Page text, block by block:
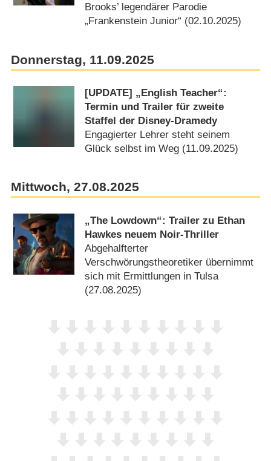
Brooks’ legendärer Parodie
„Frankenstein Junior“ (02.10.2025)
Donnerstag, 11.09.2025
[UPDATE] „English Teacher“:
Termin und Trailer für zweite
Staffel der Disney-Dramedy
Engagierter Lehrer steht seinem
Glück selbst im Weg (11.09.2025)
Mittwoch, 27.08.2025
„The Lowdown“: Trailer zu Ethan
Hawkes neuem Noir-Thriller
Abgehalfterter
Verschwörungstheoretiker übernimmt
sich mit Ermittlungen in Tulsa
(27.08.2025)